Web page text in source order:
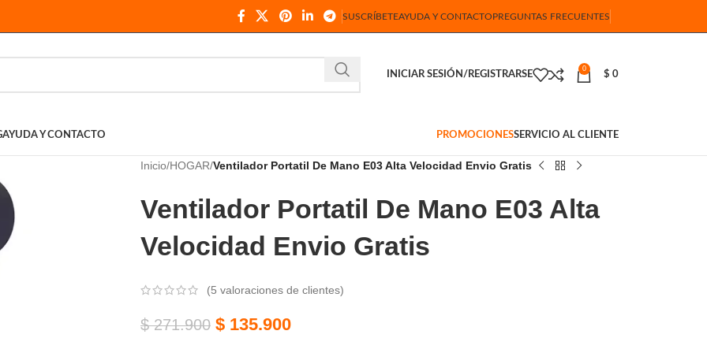
SUSCRÍBETEAYUDA Y CONTACTOPREGUNTAS FRECUENTES
INICIAR SESIÓN/REGISTRARSE
0
$ 0
AYUDA Y CONTACTO PROMOCIONESSERVICIO AL CLIENTE
Inicio HOGAR Ventilador Portatil De Mano E03 Alta Velocidad Envio Gratis
Ventilador Portatil De Mano E03 Alta
Velocidad Envio Gratis
(5 valoraciones de clientes)
$271.900 $135.900